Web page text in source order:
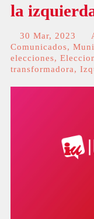
la
30 Mar, 2023
Comunicados,
elecciones,
transformadora,